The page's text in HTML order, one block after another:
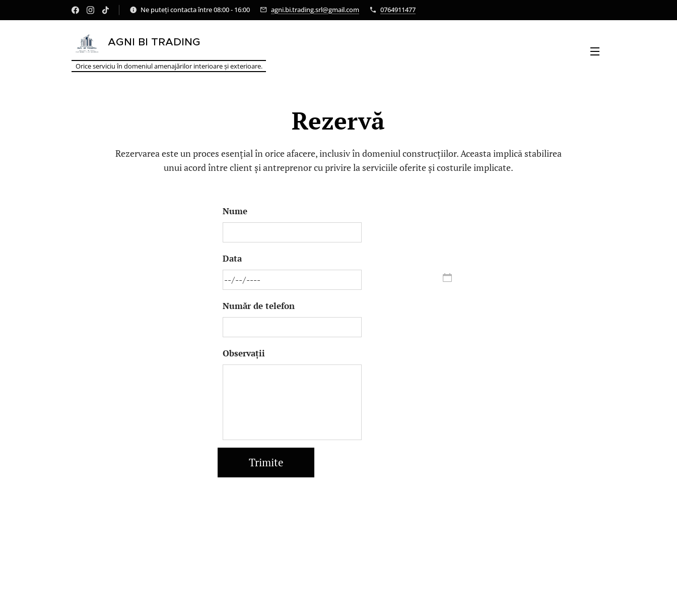
Ne puteți contacta între 08:00 - 16:00 agni.bi.trading.srl@gmail.com 0764911477
AGNI BI TRADING
Orice serviciu în domeniul amenajărilor interioare și exterioare.
Rezervă
Rezervarea este un proces esențial în orice afacere, inclusiv în domeniul construcțiilor. Aceasta implică stabilirea
unui acord între client și antreprenor cu privire la serviciile oferite și costurile implicate.
Nume
Data
Număr de telefon
Observații
Trimite